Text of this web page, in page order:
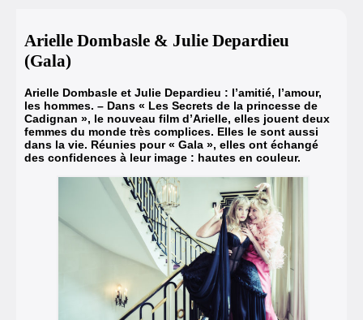
Arielle Dombasle & Julie Depardieu
(Gala)
Arielle Dombasle et Julie Depardieu : l’amitié, l’amour,
les hommes. – Dans « Les Secrets de la princesse de
Cadignan », le nouveau film d’Arielle, elles jouent deux
femmes du monde très complices. Elles le sont aussi
dans la vie. Réunies pour « Gala », elles ont échangé
des confidences à leur image : hautes en couleur.